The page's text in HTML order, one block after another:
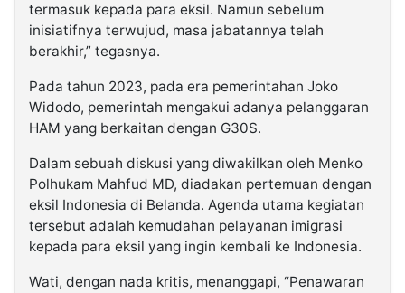
termasuk kepada para eksil. Namun sebelum
inisiatifnya terwujud, masa jabatannya telah
berakhir,” tegasnya.
Pada tahun 2023, pada era pemerintahan Joko
Widodo, pemerintah mengakui adanya pelanggaran
HAM yang berkaitan dengan G30S.
Dalam sebuah diskusi yang diwakilkan oleh Menko
Polhukam Mahfud MD, diadakan pertemuan dengan
eksil Indonesia di Belanda. Agenda utama kegiatan
tersebut adalah kemudahan pelayanan imigrasi
kepada para eksil yang ingin kembali ke Indonesia.
Wati, dengan nada kritis, menanggapi, “Penawaran